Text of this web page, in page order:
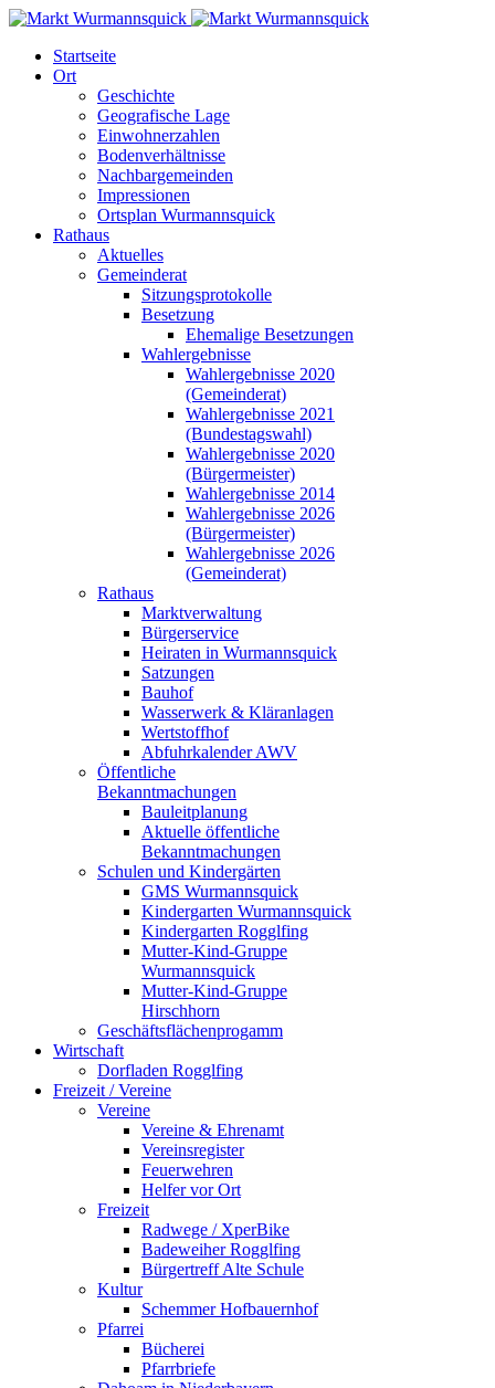
Startseite
Ort
Geschichte
Geografische Lage
Einwohnerzahlen
Bodenverhältnisse
Nachbargemeinden
Impressionen
Ortsplan Wurmannsquick
Rathaus
Aktuelles
Gemeinderat
Sitzungsprotokolle
Besetzung
Ehemalige Besetzungen
Wahlergebnisse
Wahlergebnisse 2020
(Gemeinderat)
Wahlergebnisse 2021
(Bundestagswahl)
Wahlergebnisse 2020
(Bürgermeister)
Wahlergebnisse 2014
Wahlergebnisse 2026
(Bürgermeister)
Wahlergebnisse 2026
(Gemeinderat)
Rathaus
Marktverwaltung
Bürgerservice
Heiraten in Wurmannsquick
Satzungen
Bauhof
Wasserwerk & Kläranlagen
Wertstoffhof
Abfuhrkalender AWV
Öffentliche
Bekanntmachungen
Bauleitplanung
Aktuelle öffentliche
Bekanntmachungen
Schulen und Kindergärten
GMS Wurmannsquick
Kindergarten Wurmannsquick
Kindergarten Rogglfing
Mutter-Kind-Gruppe
Wurmannsquick
Mutter-Kind-Gruppe
Hirschhorn
Geschäftsflächenprogamm
Wirtschaft
Dorfladen Rogglfing
Freizeit / Vereine
Vereine
Vereine & Ehrenamt
Vereinsregister
Feuerwehren
Helfer vor Ort
Freizeit
Radwege / XperBike
Badeweiher Rogglfing
Bürgertreff Alte Schule
Kultur
Schemmer Hofbauernhof
Pfarrei
Bücherei
Pfarrbriefe